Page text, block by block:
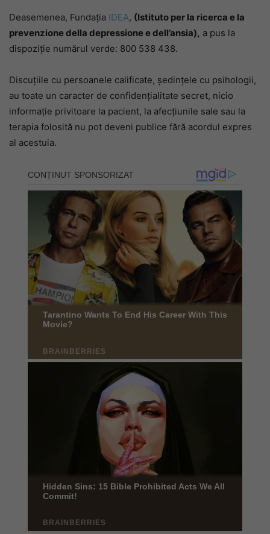
Deasemenea, Fundația IDEA, (Istituto per la ricerca e la
prevenzione della depressione e dell’ansia), a pus la
dispoziție numărul verde: 800 538 438.
Discuțiile cu persoanele calificate, ședințele cu psihologii,
au toate un caracter de confidențialitate secret, nicio
informație privitoare la pacient, la afecțiunile sale sau la
terapia folosită nu pot deveni publice fără acordul expres
al acestuia.